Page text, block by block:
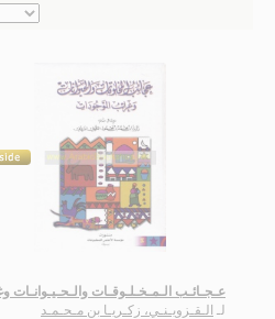
عـجـائـب الـمـخـلـوقـات والـحـيـوانـات
لـ الـقـزويـنـي، زكـريـا بن مـحـمـد